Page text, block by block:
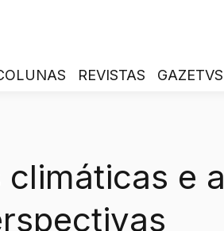
REVISTAS GAZETVS
e a